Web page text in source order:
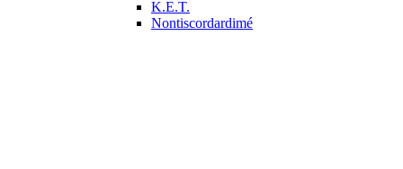
K.E.T.
Nontiscordardimé